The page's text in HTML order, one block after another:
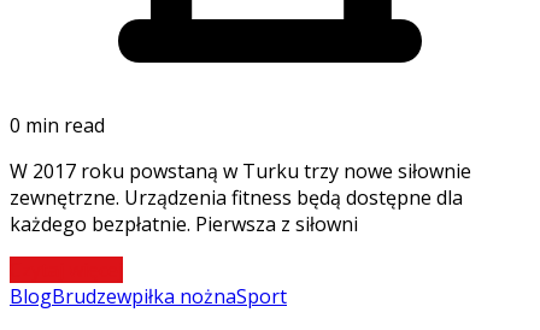
0 min read
W 2017 roku powstaną w Turku trzy nowe siłownie
zewnętrzne. Urządzenia fitness będą dostępne dla
każdego bezpłatnie. Pierwsza z siłowni
BlogBrudzewpiłka nożnaSport